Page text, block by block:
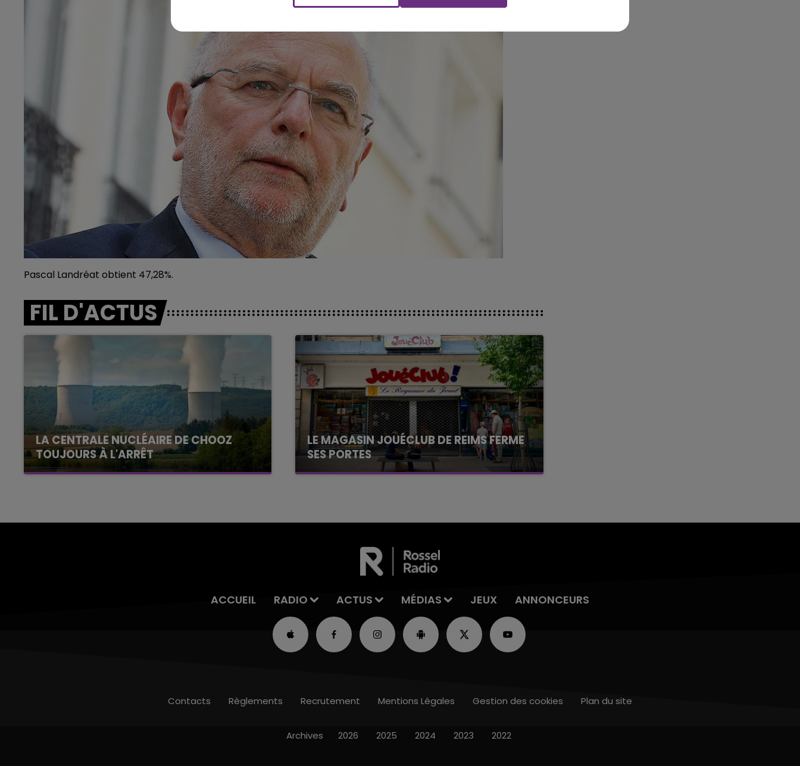
Pascal Landréat obtient 47,28%.
FIL D'ACTUS
LA CENTRALE NUCLÉAIRE DE CHOOZ
TOUJOURS À L'ARRÊT
Cela fait déjà une semaine que la centrale
LE MAGASIN JOUÉCLUB DE REIMS FERME
SES PORTES
C'était l'une des institutions du centre-ville
ACCUEIL RADIO ACTUS MÉDIAS JEUX ANNONCEURS
Contacts Règlements Recrutement Mentions Légales Gestion des cookies Plan du site
Archives 2026 2025 2024 2023 2022